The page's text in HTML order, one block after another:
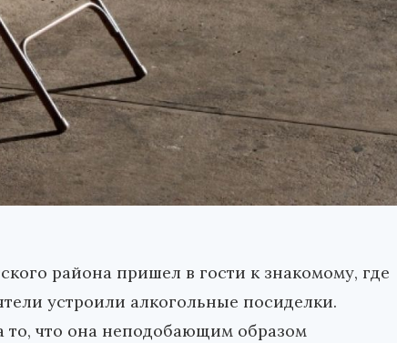
района пришел в гости к знакомому, где
устроили алкогольные посиделки.
то, что она неподобающим образом